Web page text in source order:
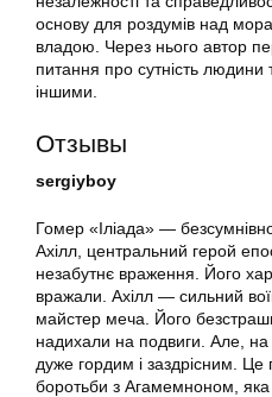
основу для роздумів над
владою. Через нього автор
питання про сутність людини
іншими.
Отзывы
sergiyboy
Гомер «Іліада» —
Ахілл, центральний герой
незабутнє враження. Його
вражали. Ахілл — сильний
майстер меча. Його
надихали на подвиги. Але, на
дуже гордим і заздрісним. Це
боротьби з Агамемноном, яка